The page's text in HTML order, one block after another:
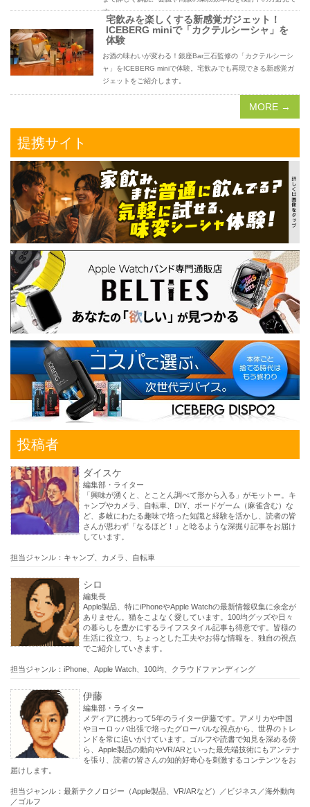
す。
宅飲みを楽しくする新感覚ガジェット！
ICEBERG miniで「カクテルシーシャ」を
体験
お酒の味わいが変わる！銀座Bar三石監修の「カクテルシーシ
ャ」をICEBERG miniで体験。宅飲みでも再現できる新感覚ガ
ジェットをご紹介します。
MORE →
提携サイト
投稿者
ダイスケ
編集部・ライター
「興味が湧くと、とことん調べて形から入る」がモットー。キ
ャンプやカメラ、自転車、DIY、ボードゲーム（麻雀含む）な
ど、多岐にわたる趣味で培った知識と経験を活かし、読者の皆
さんが思わず「なるほど！」と唸るような深掘り記事をお届け
しています。
担当ジャンル：キャンプ、カメラ、自転車
シロ
編集長
Apple製品、特にiPhoneやApple Watchの最新情報収集に余念が
ありません。猫をこよなく愛しています。100均グッズや日々
の暮らしを豊かにするライフスタイル記事も得意です。皆様の
生活に役立つ、ちょっとした工夫やお得な情報を、独自の視点
でご紹介していきます。
担当ジャンル：iPhone、Apple Watch、100均、クラウドファンディング
伊藤
編集部・ライター
メディアに携わって5年のライター伊藤です。アメリカや中国
やヨーロッパ出張で培ったグローバルな視点から、世界のトレ
ンドを常に追いかけています。ゴルフや読書で知見を深める傍
ら、Apple製品の動向やVR/ARといった最先端技術にもアンテナ
を張り、読者の皆さんの知的好奇心を刺激するコンテンツをお
届けします。
担当ジャンル：最新テクノロジー（Apple製品、VR/ARなど）／ビジネス／海外動向
／ゴルフ